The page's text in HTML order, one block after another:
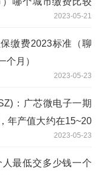
2023-05-21
缴费2023标准（聊
个月）
2023-05-23
：广芯微电子一期
年产值大约在15~20
2023-05-23
最低交多少钱一个